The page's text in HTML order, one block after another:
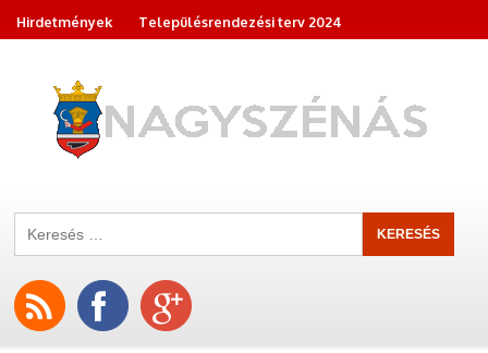
Hirdetmények
Településrendezési terv 2024